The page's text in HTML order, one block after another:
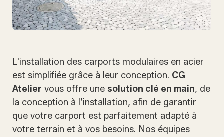
L'installation des carports modulaires en acier
est simplifiée grâce à leur conception. CG
Atelier vous offre une solution clé en main, de
la conception à l’installation, afin de garantir
que votre carport est parfaitement adapté à
votre terrain et à vos besoins. Nos équipes